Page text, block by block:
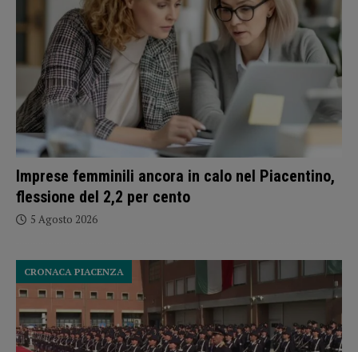
Imprese femminili ancora in calo nel Piacentino,
flessione del 2,2 per cento
5 Agosto 2026
CRONACA PIACENZA